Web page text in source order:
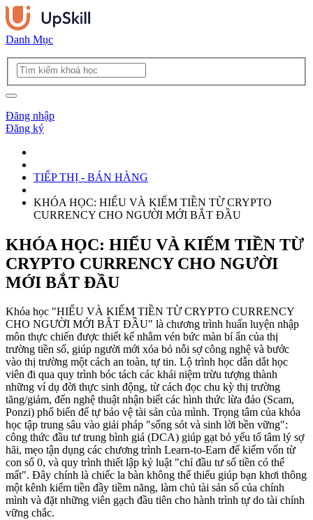
Danh Mục
Đăng nhập
Đăng ký
TIẾP THỊ - BÁN HÀNG
KHÓA HỌC: HIỂU VÀ KIẾM TIỀN TỪ CRYPTO
CURRENCY CHO NGƯỜI MỚI BẮT ĐẦU
KHÓA HỌC: HIỂU VÀ KIẾM TIỀN TỪ
CRYPTO CURRENCY CHO NGƯỜI
MỚI BẮT ĐẦU
Khóa học "HIỂU VÀ KIẾM TIỀN TỪ CRYPTO CURRENCY
CHO NGƯỜI MỚI BẮT ĐẦU" là chương trình huấn luyện nhập
môn thực chiến được thiết kế nhằm vén bức màn bí ẩn của thị
trường tiền số, giúp người mới xóa bỏ nỗi sợ công nghệ và bước
vào thị trường một cách an toàn, tự tin. Lộ trình học dẫn dắt học
viên đi qua quy trình bóc tách các khái niệm trừu tượng thành
những ví dụ đời thực sinh động, từ cách đọc chu kỳ thị trường
tăng/giảm, đến nghệ thuật nhận biết các hình thức lừa đảo (Scam,
Ponzi) phổ biến để tự bảo vệ tài sản của mình. Trọng tâm của khóa
học tập trung sâu vào giải pháp "sống sót và sinh lời bền vững":
công thức đầu tư trung bình giá (DCA) giúp gạt bỏ yếu tố tâm lý sợ
hãi, mẹo tận dụng các chương trình Learn-to-Earn để kiếm vốn từ
con số 0, và quy trình thiết lập kỷ luật "chỉ đầu tư số tiền có thể
mất". Đây chính là chiếc la bàn không thể thiếu giúp bạn khơi thông
một kênh kiếm tiền đầy tiềm năng, làm chủ tài sản số của chính
mình và đặt những viên gạch đầu tiên cho hành trình tự do tài chính
vững chắc.